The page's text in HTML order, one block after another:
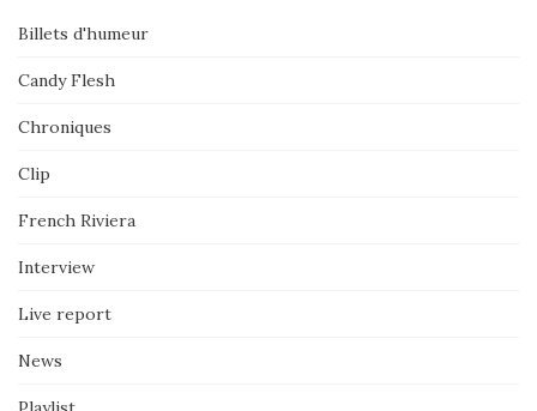
Billets d'humeur
Candy Flesh
Chroniques
Clip
French Riviera
Interview
Live report
News